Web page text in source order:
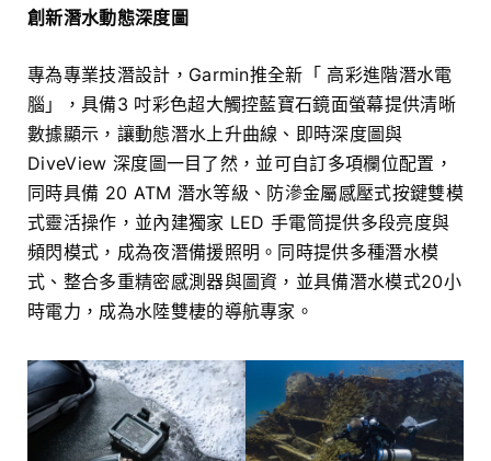
創新潛水動態深度圖
專為專業技潛設計，Garmin推全新「 高彩進階潛水電
腦」，具備3 吋彩色超大觸控藍寶石鏡面螢幕提供清晰
數據顯示，讓動態潛水上升曲線、即時深度圖與
DiveView 深度圖一目了然，並可自訂多項欄位配置，
同時具備 20 ATM 潛水等級、防滲金屬感壓式按鍵雙模
式靈活操作，並內建獨家 LED 手電筒提供多段亮度與
頻閃模式，成為夜潛備援照明。同時提供多種潛水模
式、整合多重精密感測器與圖資，並具備潛水模式20小
時電力，成為水陸雙棲的導航專家。